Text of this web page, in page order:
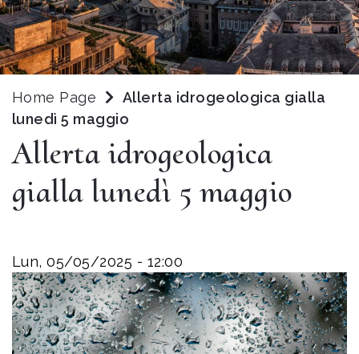
Home Page
Allerta idrogeologica gialla
lunedì 5 maggio
Allerta idrogeologica
gialla lunedì 5 maggio
Lun, 05/05/2025 - 12:00